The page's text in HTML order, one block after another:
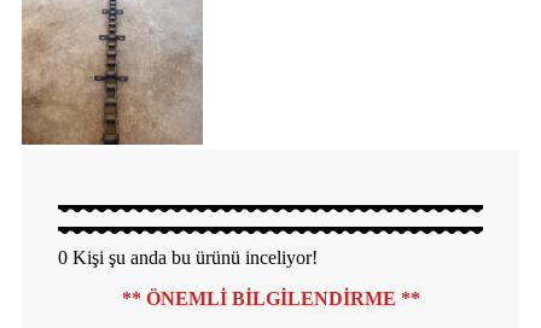
0 Kişi şu anda bu ürünü inceliyor!
** ÖNEMLİ BİLGİLENDİRME **